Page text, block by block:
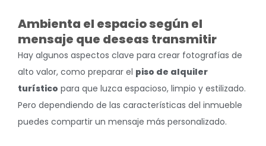
Ambienta el espacio según el
mensaje que deseas transmitir
Hay algunos aspectos clave para crear fotografías de
alto valor, como preparar el piso de alquiler
turístico para que luzca espacioso, limpio y estilizado.
Pero dependiendo de las características del inmueble
puedes compartir un mensaje más personalizado.